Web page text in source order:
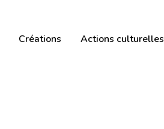
Créations Actions culturelles